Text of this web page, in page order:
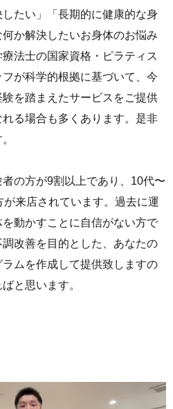
したい」「長期的に健康的な身
か解決したいお身体のお悩み
法士の国家資格・ピラティス
が科学的根拠に基づいて、今
を踏まえたサービスをご提供
る場合も多くあります。是非
の方が9割以上であり、10代〜
来店されています。過去に運
動かすことに自信がない方で
改善を目的とした、あなたの
ムを作成して提供致しますの
と思います。